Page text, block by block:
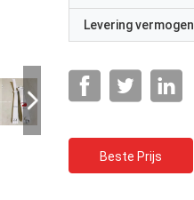
Levering vermogen
Beste Prijs